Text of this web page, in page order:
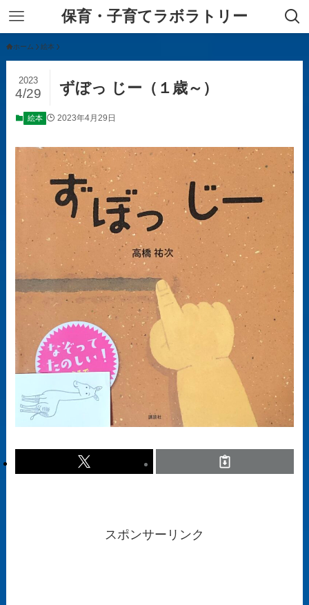
保育・子育てラボラトリー
ホーム 絵本
ずぼっ じー（１歳～）
2023
4/29
絵本 2023年4月29日
スポンサーリンク